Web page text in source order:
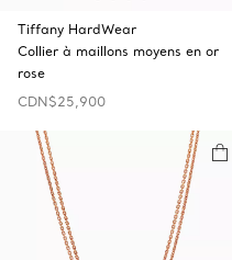
Tiffany HardWear
Collier à maillons moyens en or
rose
CDN$25,900